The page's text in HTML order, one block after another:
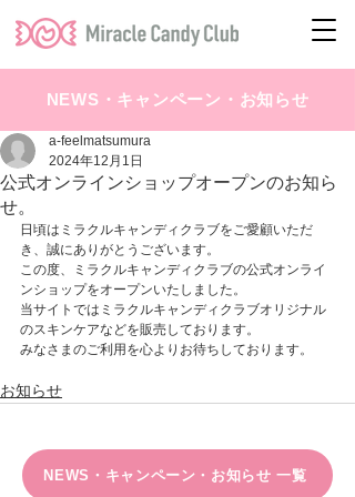
NEWS・キャンペーン・お知らせ
公式オンラインショップオープンのお知ら
せ。
a-feelmatsumura
2024年12月1日
日頃はミラクルキャンディクラブをご愛顧いただ
き、誠にありがとうございます。
この度、ミラクルキャンディクラブの公式オンライ
ンショップをオープンいたしました。
当サイトではミラクルキャンディクラブオリジナル
のスキンケアなどを販売しております。
みなさまのご利用を心よりお待ちしております。
お知らせ
NEWS・キャンペーン・お知らせ 一覧